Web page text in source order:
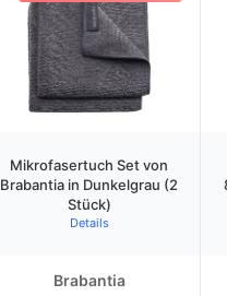
Mikrofasertuch Set von
Brabantia in Dunkelgrau (2
Stück)
Details
Brabantia